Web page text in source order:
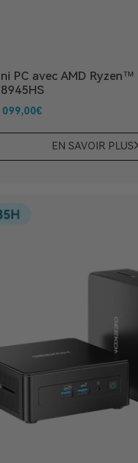
PC avec AMD
099,00€
EN SAVOIR PLUS